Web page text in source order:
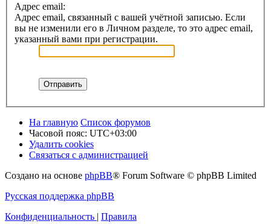
Адрес email:
Адрес email, связанный с вашей учётной записью. Если
вы не изменили его в Личном разделе, то это адрес email,
указанный вами при регистрации.
На главную Список форумов
Часовой пояс: UTC+03:00
Удалить cookies
Связаться с администрацией
Создано на основе phpBB® Forum Software © phpBB Limited
Русская поддержка phpBB
Конфиденциальность | Правила